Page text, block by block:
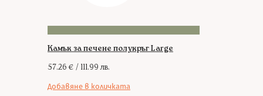
Камък за печене полукръг Large
57.26 € / 111.99 лв.
Добавяне в количката